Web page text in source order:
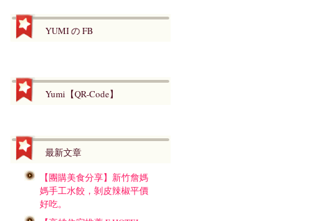
YUMI の FB
Yumi【QR-Code】
最新文章
【團購美食分享】新竹詹媽
媽手工水餃，剝皮辣椒平價
好吃。